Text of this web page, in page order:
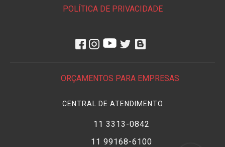
POLÍTICA DE PRIVACIDADE
ORÇAMENTOS PARA EMPRESAS
CENTRAL DE ATENDIMENTO
11 3313-0842
11 99168-6100